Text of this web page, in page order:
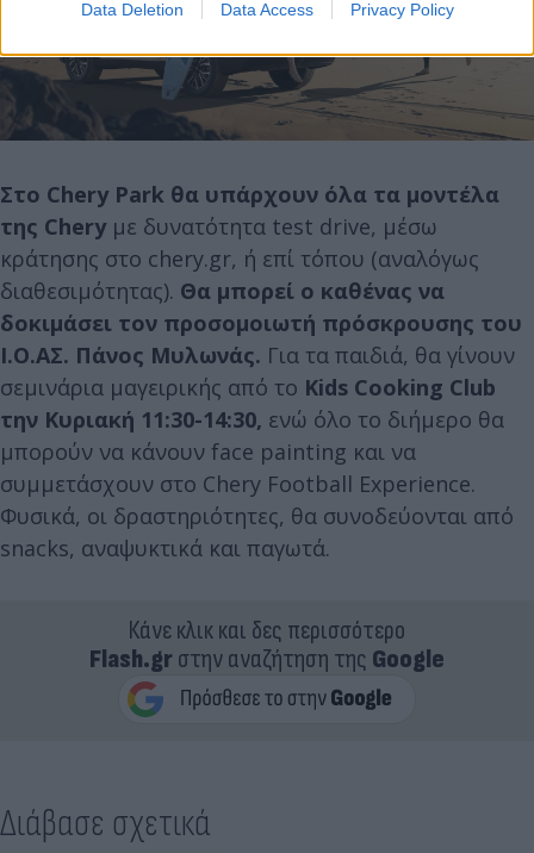
Data Deletion Data Access Privacy Policy
Στο Chery Park θα υπάρχουν όλα τα μοντέλα
της Cheryμε δυνατότητα test drive, μέσω
κράτησης στο chery.gr, ή επί τόπου (αναλόγως
διαθεσιμότητας). Θα μπορεί ο καθένας να
δοκιμάσει τον προσομοιωτή πρόσκρουσης του
Ι.Ο.ΑΣ. Πάνος Μυλωνάς. Για τα παιδιά, θα γίνουν
σεμινάρια μαγειρικής από το Kids Cooking Club
την Κυριακή 11:30-14:30, ενώ όλο το διήμερο θα
μπορούν να κάνουν face painting και να
συμμετάσχουν στο Chery Football Experience.
Φυσικά, οι δραστηριότητες, θα συνοδεύονται από
snacks, αναψυκτικά και παγωτά.
Κάνε κλικ και δες περισσότερο
Flash.grστην αναζήτηση της Google
Διάβασε σχετικά